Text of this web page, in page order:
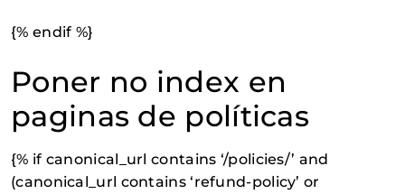
{% endif %}
Poner no index en
paginas de políticas
{% if canonical_url contains ‘/policies/’ and
(canonical_url contains ‘refund-policy’ or